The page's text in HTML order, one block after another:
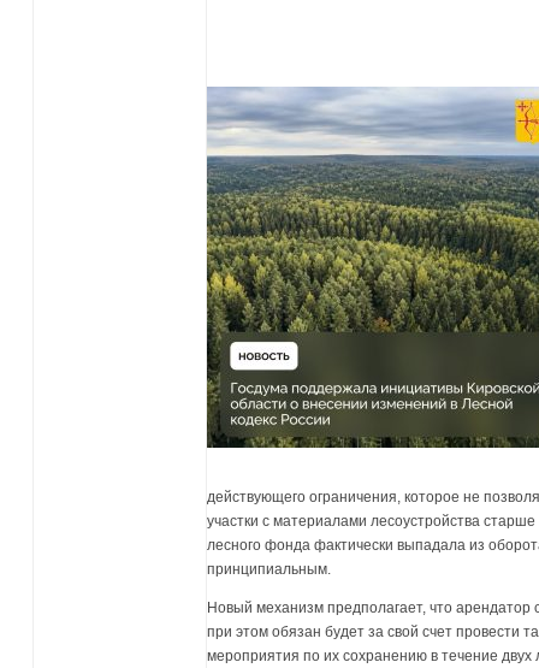
действующего ограничения, которое не
участки с материалами лесоустройства
лесного фонда фактически выпадала из
принципиальным.
Новый механизм предполагает, что арендатор
при этом обязан будет за свой счет провести
мероприятия по их сохранению в течение